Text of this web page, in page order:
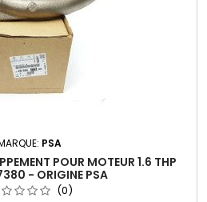
PSA
POUR MOTEUR 1.6 THP
- ORIGINE PSA
(0)